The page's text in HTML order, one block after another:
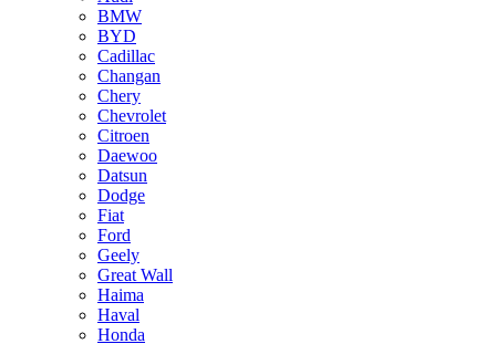
BMW
BYD
Cadillac
Changan
Chery
Chevrolet
Citroen
Daewoo
Datsun
Dodge
Fiat
Ford
Geely
Great Wall
Haima
Haval
Honda